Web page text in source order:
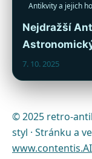
Antikvity a jejich
Nejdražší
7. 10. 2025
© 2025 retro-
styl · Stránku a
www.contentis.AI